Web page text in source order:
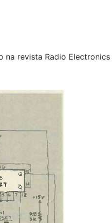
revista Radio